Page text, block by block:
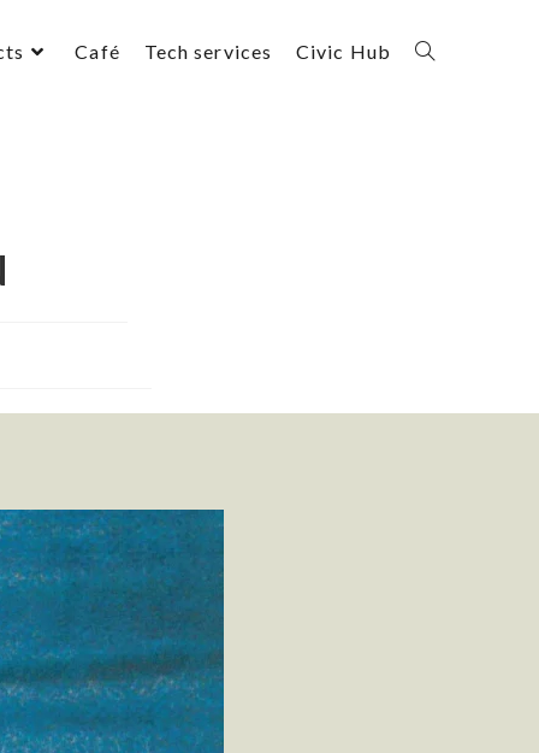
Café Tech services Civic Hub